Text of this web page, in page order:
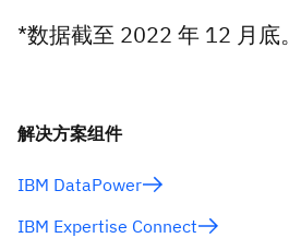
*数据截至 2022 年 12 月底。
解决方案组件
IBM DataPower
IBM Expertise Connect